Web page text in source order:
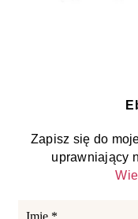
Zapisz się do
uprawniający